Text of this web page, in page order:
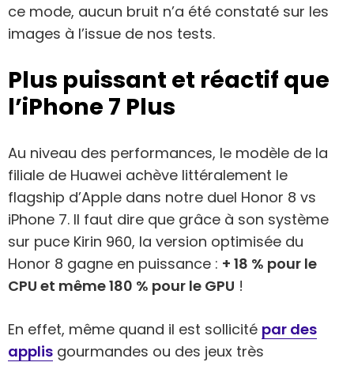
ce mode, aucun bruit n’a été constaté sur les
images à l’issue de nos tests.
Plus puissant et réactif que
l’iPhone 7 Plus
Au niveau des performances, le modèle de la
filiale de Huawei achève littéralement le
flagship d’Apple dans notre duel Honor 8 vs
iPhone 7. Il faut dire que grâce à son système
sur puce Kirin 960, la version optimisée du
Honor 8 gagne en puissance : + 18 % pour le
CPU et même 180 % pour le GPU !
En effet, même quand il est sollicité par des
applis gourmandes ou des jeux très